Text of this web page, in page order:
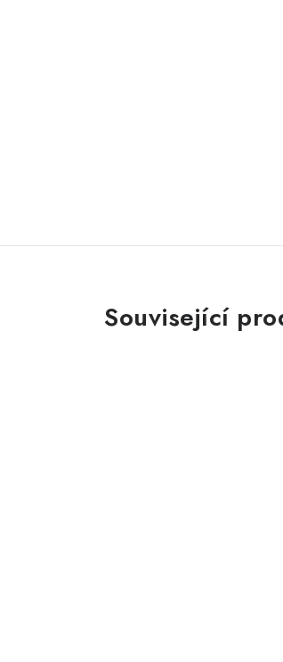
Související